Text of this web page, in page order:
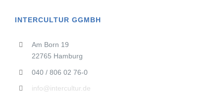
INTERCULTUR GGMBH
Am Born 19
22765 Hamburg
040 / 806 02 76-0
info@intercultur.de